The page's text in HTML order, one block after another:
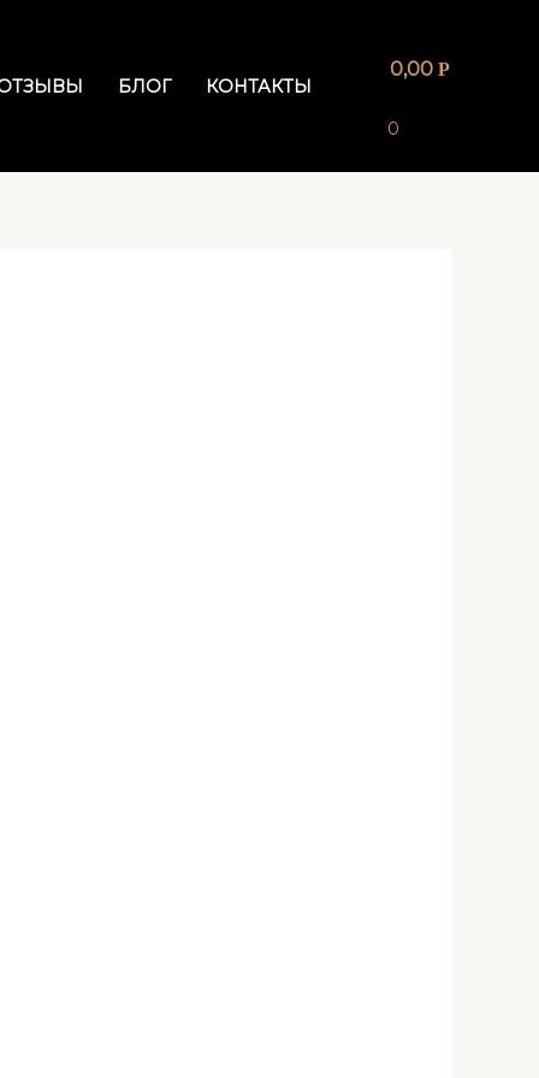
БЛОГ КОНТАКТЫ
0,00 Р
0